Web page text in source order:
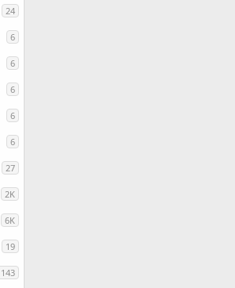
24
6
6
6
6
6
27
2K
6K
19
143